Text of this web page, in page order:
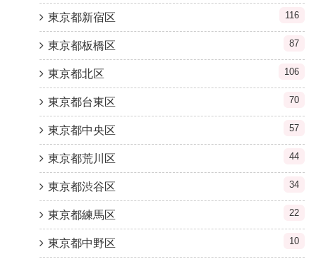
東京都新宿区 116
東京都板橋区 87
東京都北区 106
東京都台東区 70
東京都中央区 57
東京都荒川区 44
東京都渋谷区 34
東京都練馬区 22
東京都中野区 10